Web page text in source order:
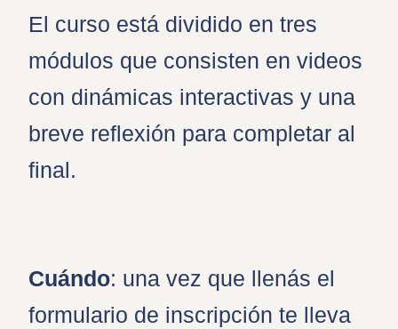
El curso está dividido en tres
módulos que consisten en videos
con dinámicas interactivas y una
breve reflexión para completar al
final.
Cuándo: una vez que llenás el
formulario de inscripción te lleva